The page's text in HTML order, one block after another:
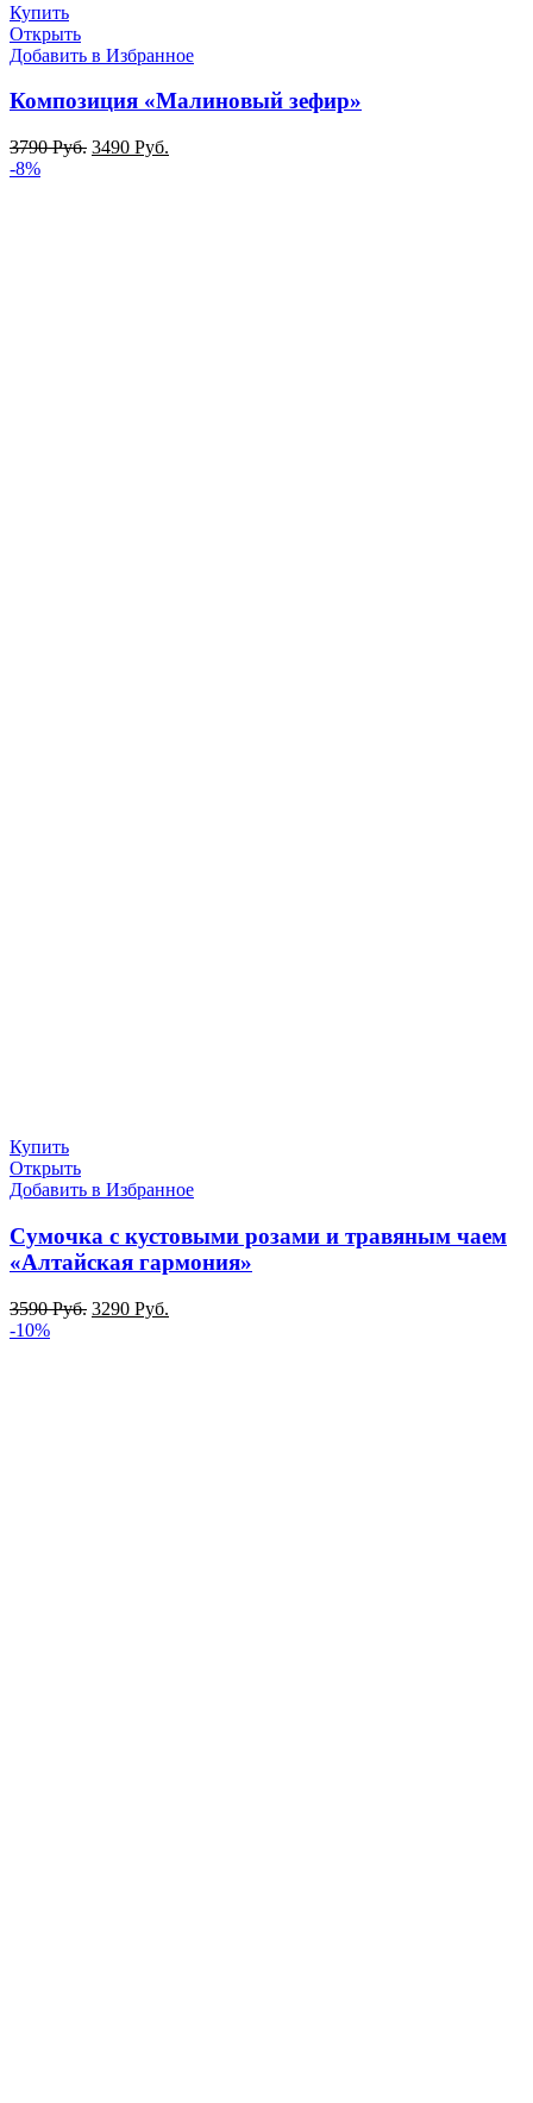
Купить
Открыть
Добавить в Избранное
Композиция «Малиновый зефир»
3790Руб. 3490 Руб.
-8%
Купить
Открыть
Добавить в Избранное
Сумочка с кустовыми розами и травяным чаем
«Алтайская гармония»
3590Руб. 3290 Руб.
-10%